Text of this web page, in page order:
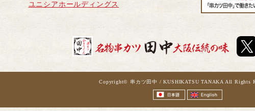
ユニシアホールディングス
Copyright© 串カツ田中 / KUSHIKATSU TANAKA All Rights